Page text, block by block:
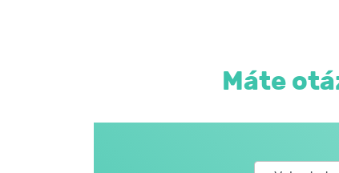
Přirozené vedení hovoruMáte